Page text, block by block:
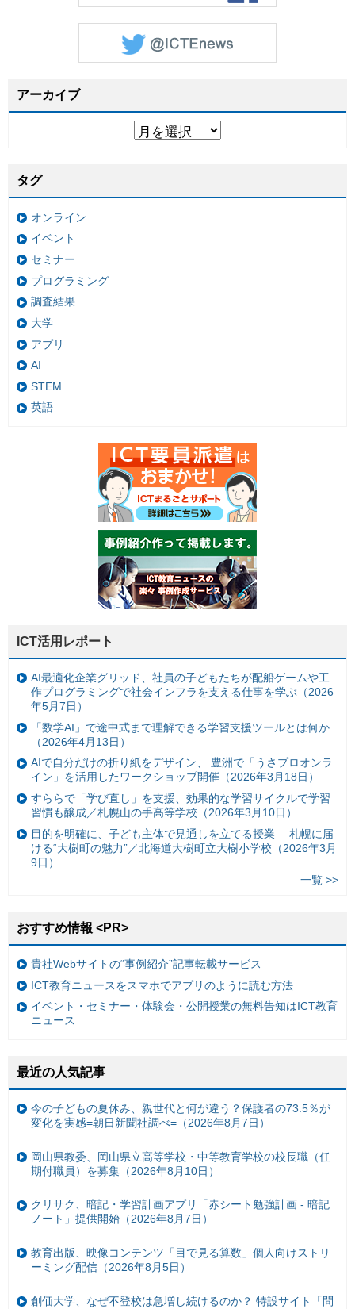
アーカイブ
タグ
オンライン
イベント
セミナー
プログラミング
調査結果
大学
アプリ
AI
STEM
英語
ICT活用レポート
AI最適化企業グリッド、社員の子どもたちが配船ゲームや工
作プログラミングで社会インフラを支える仕事を学ぶ（2026
年5月7日）
「数学AI」で途中式まで理解できる学習支援ツールとは何か
（2026年4月13日）
AIで自分だけの折り紙をデザイン、 豊洲で「うさプロオンラ
イン」を活用したワークショップ開催（2026年3月18日）
すららで「学び直し」を支援、効果的な学習サイクルで学習
習慣も醸成／札幌山の手高等学校（2026年3月10日）
目的を明確に、子ども主体で見通しを立てる授業— 札幌に届
ける“大樹町の魅力”／北海道大樹町立大樹小学校（2026年3月
9日）
一覧 >>
おすすめ情報 <PR>
貴社Webサイトの“事例紹介”記事転載サービス
ICT教育ニュースをスマホでアプリのように読む方法
イベント・セミナー・体験会・公開授業の無料告知はICT教育
ニュース
最近の人気記事
今の子どもの夏休み、親世代と何が違う？保護者の73.5％が
変化を実感=朝日新聞社調べ=（2026年8月7日）
岡山県教委、岡山県立高等学校・中等教育学校の校長職（任
期付職員）を募集（2026年8月10日）
クリサク、暗記・学習計画アプリ「赤シート勉強計画 - 暗記
ノート」提供開始（2026年8月7日）
教育出版、映像コンテンツ「目で見る算数」個人向けストリ
ーミング配信（2026年8月5日）
創価大学、なぜ不登校は急増し続けるのか？ 特設サイト「問